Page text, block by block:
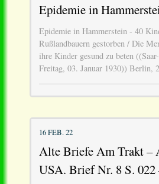
Epidemie in
Epidemie in Hammerstein - 40
Rußlandbauern gestorben / Die
ihre Kinder gesund zu beten
Freitag, 03. Januar 1930))
16 FEB. 22
Alte Briefe Am Trakt –
USA. Brief Nr. 8 S. 022